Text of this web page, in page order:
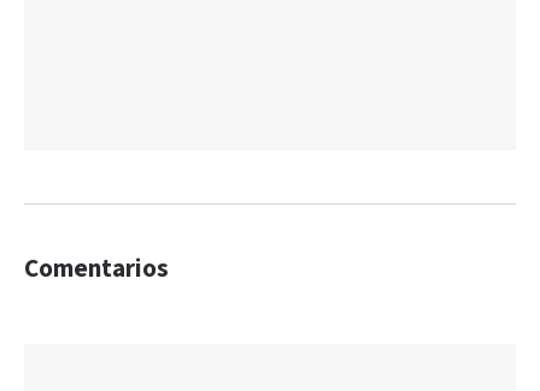
Comentarios